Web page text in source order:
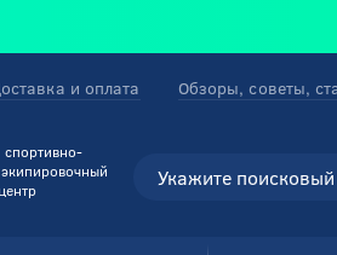
cпортивно-
экипировочный
центр
и оплата Обзоры, советы,